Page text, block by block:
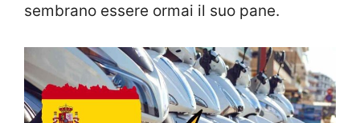
sembrano essere ormai il suo pane.